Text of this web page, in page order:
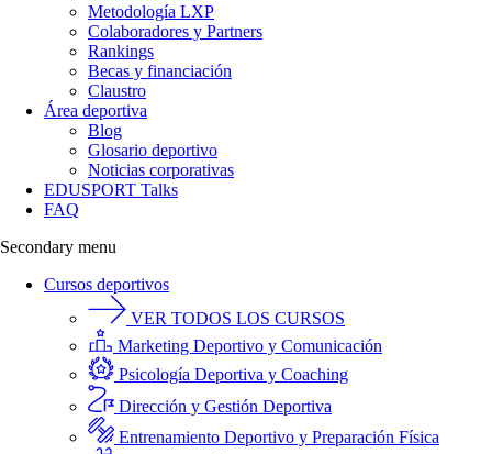
Metodología LXP
Colaboradores y Partners
Rankings
Becas y financiación
Claustro
Área deportiva
Blog
Glosario deportivo
Noticias corporativas
EDUSPORT Talks
FAQ
Secondary menu
Cursos deportivos
VER TODOS LOS CURSOS
Marketing Deportivo y Comunicación
Psicología Deportiva y Coaching
Dirección y Gestión Deportiva
Entrenamiento Deportivo y Preparación Física